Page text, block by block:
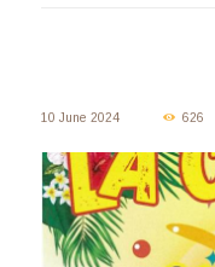
10 June 2024 626